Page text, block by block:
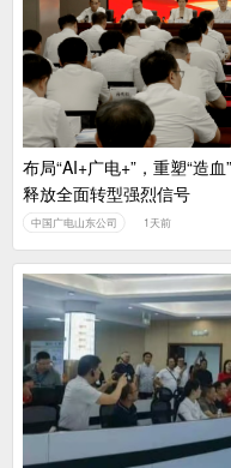
布局“AI+广电+”，重塑“造
释放全面转型强烈信号
中国广电山东公司 1天前